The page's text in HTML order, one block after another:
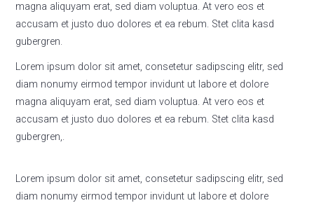
magna aliquyam erat, sed diam voluptua. At vero eos et
accusam et justo duo dolores et ea rebum. Stet clita kasd
gubergren.
Lorem ipsum dolor sit amet, consetetur sadipscing elitr, sed
diam nonumy eirmod tempor invidunt ut labore et dolore
magna aliquyam erat, sed diam voluptua. At vero eos et
accusam et justo duo dolores et ea rebum. Stet clita kasd
gubergren,.
Lorem ipsum dolor sit amet, consetetur sadipscing elitr, sed
diam nonumy eirmod tempor invidunt ut labore et dolore